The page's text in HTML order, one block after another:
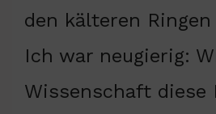
den kälteren
Ich war neugierig:
Wissenschaft diese